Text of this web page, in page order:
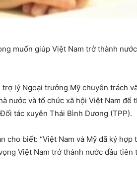
muốn giúp Việt Nam trở thành
lý Ngoại trưởng Mỹ chuyên trách
nước và tổ chức xã hội Việt Nam để
tác xuyên Thái Bình Dương (TPP).
biết: “Việt Nam và Mỹ đã ký
Việt Nam trở thành nước đầu tiên